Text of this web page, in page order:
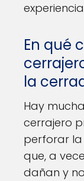
En qué
la
Hay
cerrajero
perforar la
que, a
dañan y